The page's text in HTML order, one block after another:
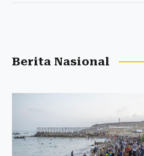
Berita Nasional